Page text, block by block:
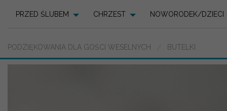
PRZED ŚLUBEM CHRZEST NOWORODEK/DZIECI
PODZIĘKOWANIA DLA GOŚCI WESELNYCH BUTELKI